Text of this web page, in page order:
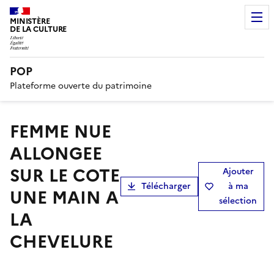
MINISTÈRE
DE LA CULTURE
POP
Plateforme ouverte du patrimoine
FEMME NUE
ALLONGEE
SUR LE COTE
UNE MAIN A
LA
CHEVELURE
Télécharger
Ajouter
à ma
sélection